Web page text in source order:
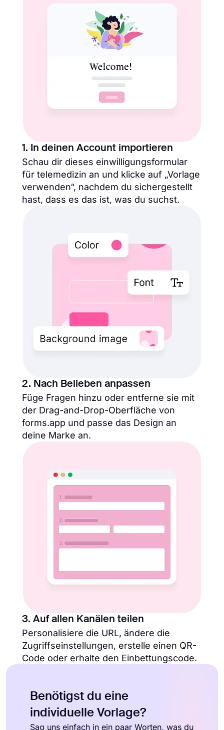
1. In deinen Account importieren
Schau dir dieses einwilligungsformular
für telemedizin an und klicke auf „Vorlage
verwenden“, nachdem du sichergestellt
hast, dass es das ist, was du suchst.
2. Nach Belieben anpassen
Füge Fragen hinzu oder entferne sie mit
der Drag-and-Drop-Oberfläche von
forms.app und passe das Design an
deine Marke an.
3. Auf allen Kanälen teilen
Personalisiere die URL, ändere die
Zugriffseinstellungen, erstelle einen QR-
Code oder erhalte den Einbettungscode.
Benötigst du eine
individuelle Vorlage?
Sag uns einfach in ein paar Worten, was du